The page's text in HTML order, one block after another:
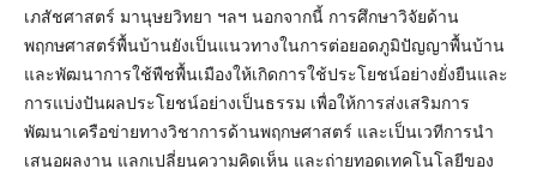
เภสัชศาสตร์ มานุษยวิทยา ฯลฯ นอกจากนี้ การศึกษาวิจัยด้าน
พฤกษศาสตร์พื้นบ้านยังเป็นแนวทางในการต่อยอดภูมิปัญญาพื้นบ้าน
และพัฒนาการใช้พืชพื้นเมืองให้เกิดการใช้ประโยชน์อย่างยั่งยืนและ
การแบ่งปันผลประโยชน์อย่างเป็นธรรม เพื่อให้การส่งเสริมการ
พัฒนาเครือข่ายทางวิชาการด้านพฤกษศาสตร์ และเป็นเวทีการนำ
เสนอผลงาน แลกเปลี่ยนความคิดเห็น และถ่ายทอดเทคโนโลยีของ